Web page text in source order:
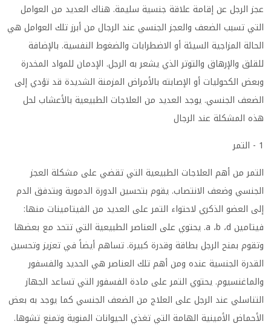
عجز الرجل عن إقامة علاقة جنسية سليمة. هناك العديد من العوامل
التي تسبب الضعف والعجز الجنسي عند الرجال من أبرز تلك العوامل هي
الحالة المزاجية السيئة أو الاضطرابات والضغوط النفسية. بالإضافة
للقلق والإرهاق والتوتر الذي يشعر به الرجل. الإدمان للمواد المخدرة
وبعض الكحوليات أو الإصابته بالأمراض المزمنة الشديدة قد تؤدي إلى
الضعف الجنسي. يوجد العديد من العلاجات الطبيعية بالأعشاب لحل
هذه المشكلة عند الرجال
1 - التمر
التمر من أهم العلاجات الطبيعية التي تقضي على مشكلة العجز
الجنسي وضعف الانتصاب. يقوم بتحسين الدورة الدموية وبتدفق الدم
إلى العضو الذكري لاحتواء التمر على العديد من الفيتامينات منها:
فيتامين
،b ،d.
يحتوي على العناصر الطبيعية التي تتحد مع بعضها
وتقوم بمنح الرجل بطاقة وقدرة كبيرة. تساهم أيضاً في تعزيز وتحسين
القدرة الجنسية عنده ومن أهم تلك العناصر هي الحديد والفسفور
والماغنسيوم. يحتوي التمر على مادة الفسفور التي تساعد الجهاز
التناسلي عند الرجل على العلاج من الضعف الجنسي كما يوجد به بعض
الأحماض الأمينية الهامة التي تغذي الحيوانات المنوية وتمنع تشوها.